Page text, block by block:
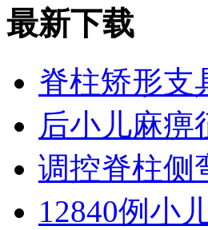
最新下载
脊柱矫形支
后小儿麻痹
调控脊柱侧
12840例小